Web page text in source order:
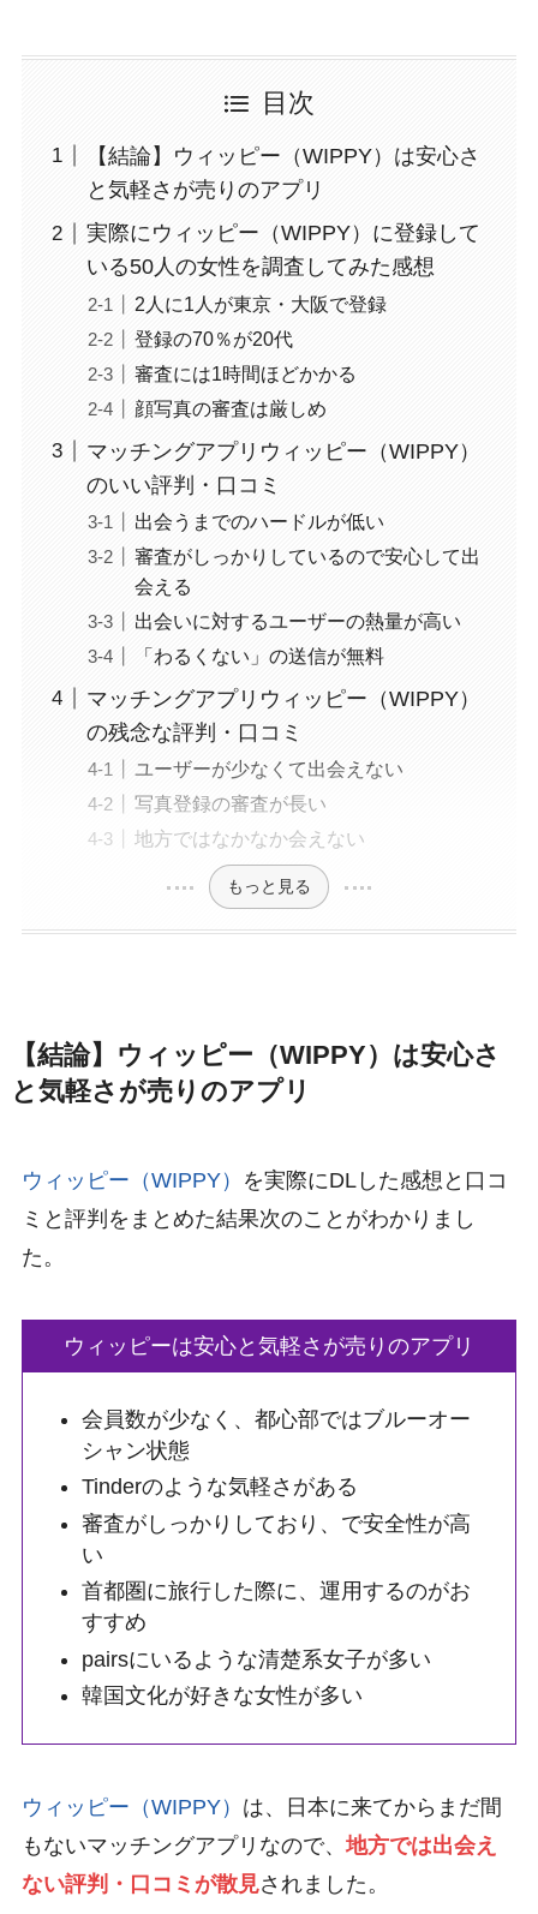
目次
【結論】ウィッピー（WIPPY）は安心さ
と気軽さが売りのアプリ
実際にウィッピー（WIPPY）に登録して
いる50人の女性を調査してみた感想
2人に1人が東京・大阪で登録
登録の70％が20代
審査には1時間ほどかかる
顔写真の審査は厳しめ
マッチングアプリウィッピー（WIPPY）
のいい評判・口コミ
出会うまでのハードルが低い
審査がしっかりしているので安心して出
会える
出会いに対するユーザーの熱量が高い
「わるくない」の送信が無料
マッチングアプリウィッピー（WIPPY）
の残念な評判・口コミ
ユーザーが少なくて出会えない
写真登録の審査が長い
地方ではなかなか会えない
もっと見る
【結論】ウィッピー（WIPPY）は安心さ
と気軽さが売りのアプリ
ウィッピー（WIPPY）
を実際にDLした感想と口コ
ミと評判をまとめた結果次のことがわかりまし
た。
ウィッピーは安心と気軽さが売りのアプリ
会員数が少なく、都心部ではブルーオー
シャン状態
Tinderのような気軽さがある
審査がしっかりしており、で安全性が高
い
首都圏に旅行した際に、運用するのがお
すすめ
pairsにいるような清楚系女子が多い
韓国文化が好きな女性が多い
ウィッピー（WIPPY） は、日本に来てからまだ間
もないマッチングアプリなので、 地方では出会え
ない評判・口コミが散見されました。